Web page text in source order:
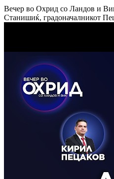
Вечер во Охрид со Ландов и
Станишиќ, градоначалникот